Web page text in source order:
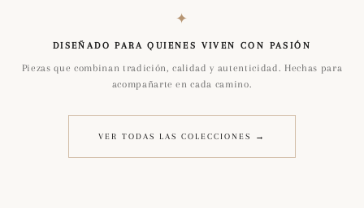
✦
DISEÑADO PARA QUIENES VIVEN CON PASIÓN
Piezas que combinan tradición, calidad y autenticidad. Hechas para
acompañarte en cada camino.
VER TODAS LAS COLECCIONES →